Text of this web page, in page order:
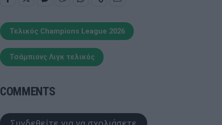
Τελικός Champions League 2026
Τσάμπιονς Λιγκ τελικός
COMMENTS